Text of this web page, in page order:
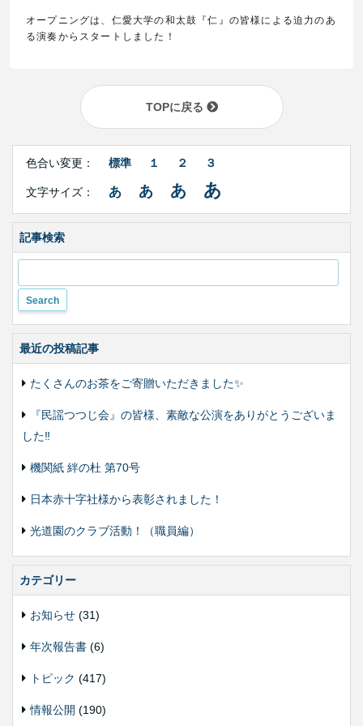
オープニングは、仁愛大学の和太鼓『仁』の皆様による迫力のあ
る演奏からスタートしました！
TOPに戻る
Right
Contents
合
変
色合い変更： 標準 １ ２ ３
文字サイズ： あ あ あ あ
記事検索
最近の投稿記事
たくさんのお茶をご寄贈いただきました✨
『民謡つつじ会』の皆様、素敵な公演をありがとうございま
した‼️
機関紙 絆の杜 第70号
日本赤十字社様から表彰されました！
光道園のクラブ活動！（職員編）
カテゴリー
お知らせ (31)
年次報告書 (6)
トピック (417)
情報公開 (190)